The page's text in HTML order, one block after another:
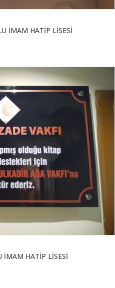
İMAM HATİP LİSESİ
İMAM HATİP LİSESİ